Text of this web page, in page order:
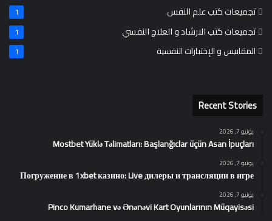
تجميعات كتب علم النفس 1
تجميعات كتب الارشاد و العلاج النفسي 1
المقاييس و الإختبارات النفسية 1
Recent Stories
يونيو 7, 2026
Mostbet Yüklə Təlimatları: Başlanğıclar üçün Asan İpuçları
يونيو 7, 2026
Погружение в 1xbet казино: Live дилеры и трансляции в игре
يونيو 7, 2026
Pinco Kumarhane və Ənənəvi Kart Oyunlarının Müqayisəsi